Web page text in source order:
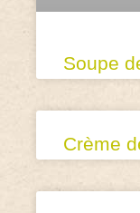
Soupe
Crème